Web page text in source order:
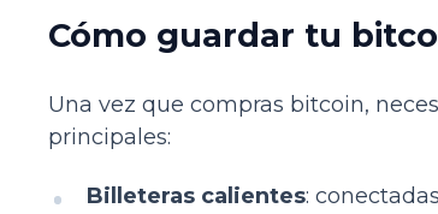
Cómo guardar tu
Una vez que compras bitcoin,
principales:
Billeteras calientes: